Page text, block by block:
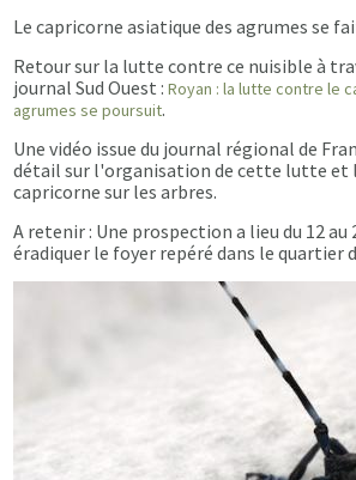
Le capricorne asiatique des agrumes se
Retour sur la lutte contre ce nuisible à
journal Sud Ouest :Royan : la lutte contre le
agrumes se poursuit.
Une vidéo issue du journal régional de
détail sur l'organisation de cette lutte et
capricorne sur les arbres.
A retenir : Une prospection a lieu du 12 au
éradiquer le foyer repéré dans le quartier